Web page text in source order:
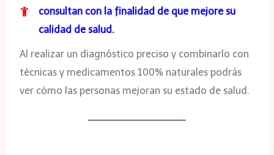
consultan con la finalidad de que mejore su
calidad de salud.
Al realizar un diagnóstico preciso y combinarlo con
técnicas y medicamentos 100% naturales podrás
ver cómo las personas mejoran su estado de salud.